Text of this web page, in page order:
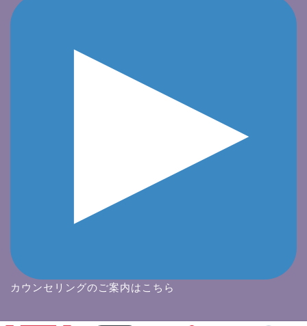
カウンセリングのご案内はこちら